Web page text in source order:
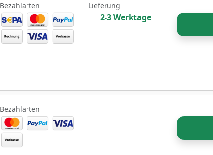
Bezahlarten Lieferung
2-3 Werktage
Bezahlarten